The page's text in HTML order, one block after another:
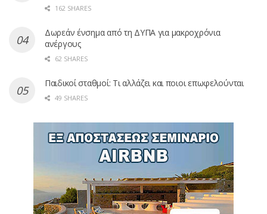
162 SHARES
Δωρεάν ένσημα από τη ΔΥΠΑ για μακροχρόνια
ανέργους
62 SHARES
Παιδικοί σταθμοί: Τι αλλάζει και ποιοι επωφελούνται
49 SHARES